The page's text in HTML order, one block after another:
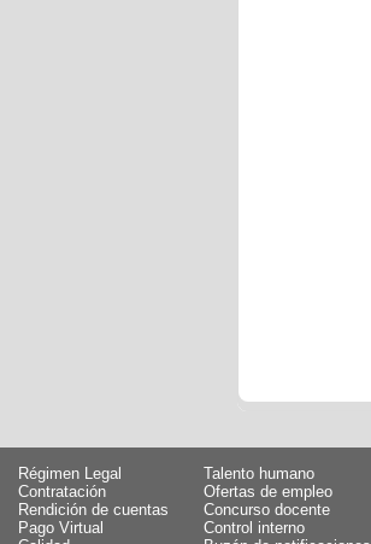
Régimen Legal
Talento humano
Contratación
Ofertas de empleo
Rendición de cuentas
Concurso docente
Pago Virtual
Control interno